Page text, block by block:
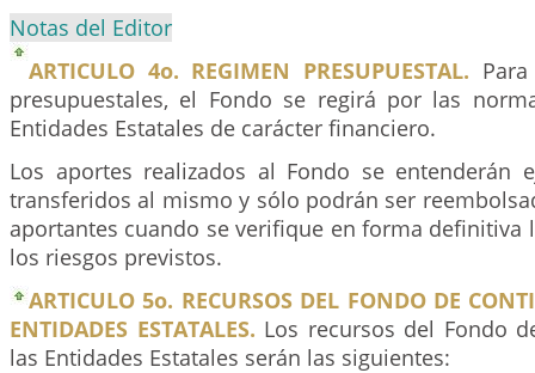
Notas del Editor
ARTICULO 4o. REGIMEN PRESUPUESTAL.
presupuestales, el Fondo se regirá por las
Entidades Estatales de carácter financiero.
Los aportes realizados al Fondo se entenderán
transferidos al mismo y sólo podrán ser
aportantes cuando se verifique en forma definitiva
los riesgos previstos.
ARTICULO 5o. RECURSOS DEL FONDO DE
ENTIDADES ESTATALES. Los recursos del Fondo
las Entidades Estatales serán las siguientes: